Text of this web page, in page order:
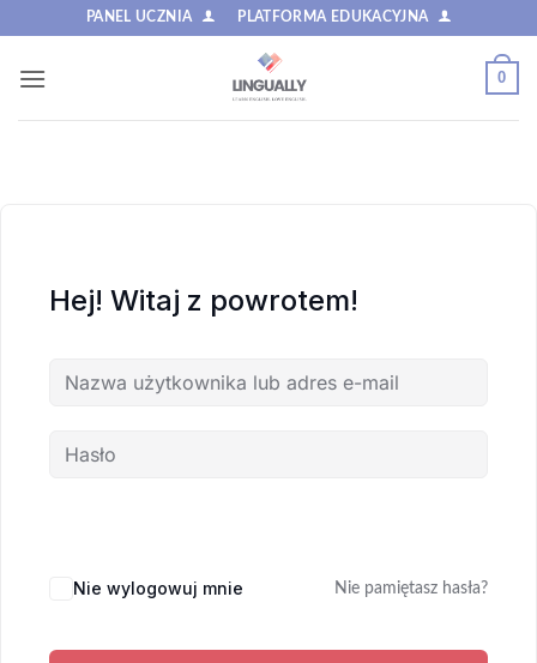
zawartości
PANEL UCZNIA PLATFORMA EDUKACYJNA
0
Hej! Witaj z powrotem!
Nie wylogowuj mnie Nie pamiętasz hasła?